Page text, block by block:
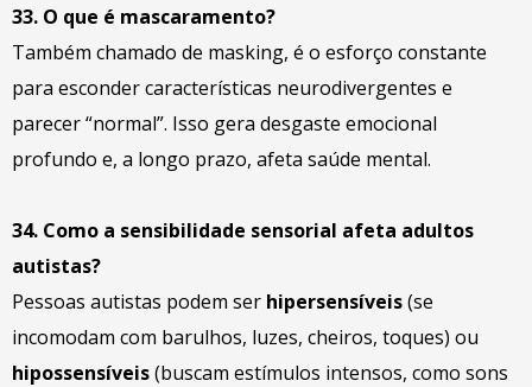
33. O que é mascaramento?
Também chamado de masking, é o esforço constante
para esconder características neurodivergentes e
parecer “normal”. Isso gera desgaste emocional
profundo e, a longo prazo, afeta saúde mental.
34. Como a sensibilidade sensorial afeta adultos
autistas?
Pessoas autistas podem ser hipersensíveis(se
incomodam com barulhos, luzes, cheiros, toques) ou
hipossensíveis(buscam estímulos intensos, como sons